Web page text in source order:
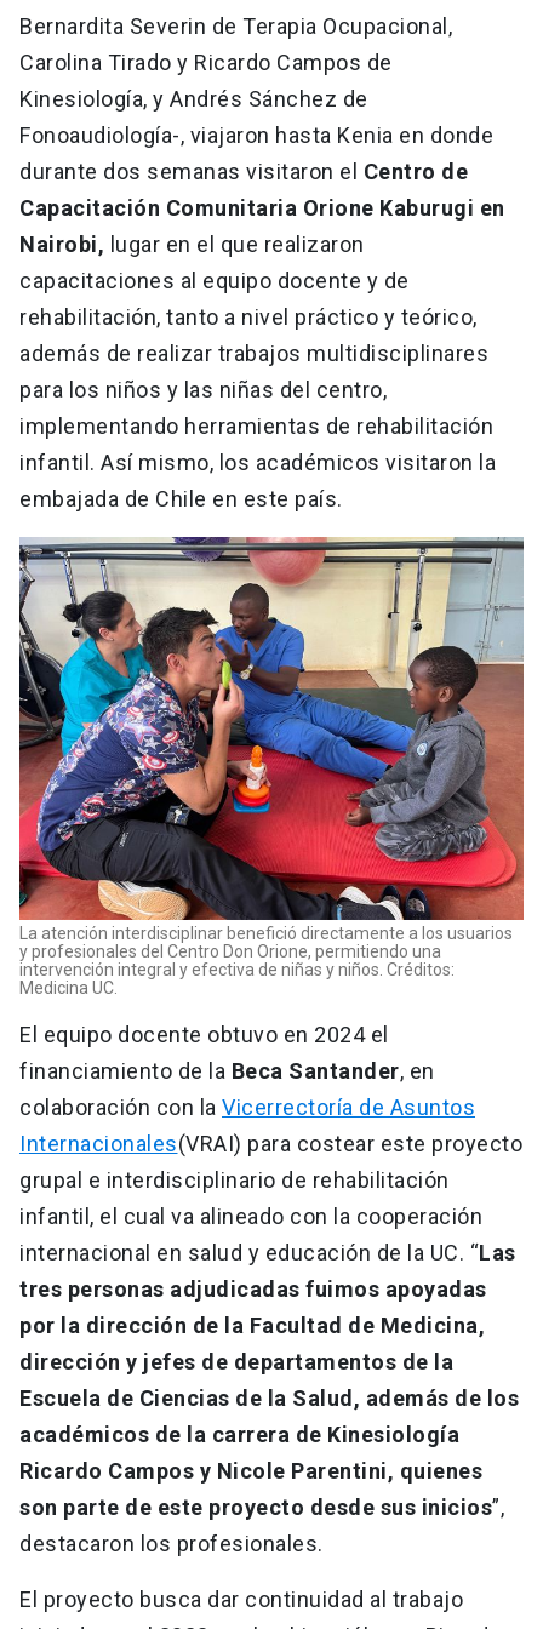
Bernardita Severin de Terapia Ocupacional,
Carolina Tirado y Ricardo Campos de
Kinesiología, y Andrés Sánchez de
Fonoaudiología-, viajaron hasta Kenia en donde
durante dos semanas visitaron el Centro de
Capacitación Comunitaria Orione Kaburugi en
Nairobi, lugar en el que realizaron
capacitaciones al equipo docente y de
rehabilitación, tanto a nivel práctico y teórico,
además de realizar trabajos multidisciplinares
para los niños y las niñas del centro,
implementando herramientas de rehabilitación
infantil. Así mismo, los académicos visitaron la
embajada de Chile en este país.
La atención interdisciplinar benefició directamente a los usuarios
y profesionales del Centro Don Orione, permitiendo una
intervención integral y efectiva de niñas y niños. Créditos:
Medicina UC.
El equipo docente obtuvo en 2024 el
financiamiento de la Beca Santander, en
colaboración con la Vicerrectoría de Asuntos
Internacionales(VRAI) para costear este proyecto
grupal e interdisciplinario de rehabilitación
infantil, el cual va alineado con la cooperación
internacional en salud y educación de la UC. “Las
tres personas adjudicadas fuimos apoyadas
por la dirección de la Facultad de Medicina,
dirección y jefes de departamentos de la
Escuela de Ciencias de la Salud, además de los
académicos de la carrera de Kinesiología
Ricardo Campos y Nicole Parentini, quienes
son parte de este proyecto desde sus inicios”,
destacaron los profesionales.
El proyecto busca dar continuidad al trabajo